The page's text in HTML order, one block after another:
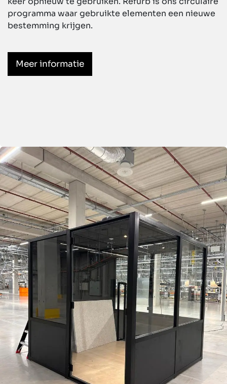
programma waar gebruikte elementen een nieuwe
bestemming krijgen.
Meer informatie